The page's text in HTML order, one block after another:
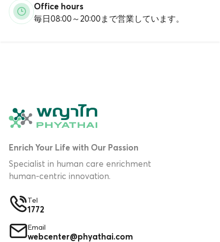
Office hours
毎日08:00～20:00まで営業しています。
Enrich Your Life with Our Passion
Specialist in human care enrichment
human-centric innovation.
Tel
1772
Email
webcenter@phyathai.com